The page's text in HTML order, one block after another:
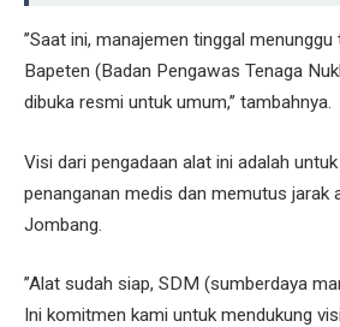
’’Saat ini, manajemen tinggal
Bapeten (Badan Pengawas Tenaga
dibuka resmi untuk umum,’’ tambahnya.
Visi dari pengadaan alat ini adalah
penanganan medis dan memutus jarak
Jombang.
’’Alat sudah siap, SDM (sumberdaya
Ini komitmen kami untuk mendukung